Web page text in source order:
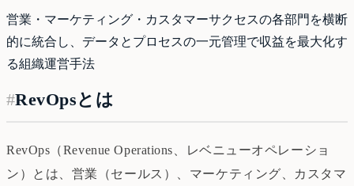
営業・マーケティング・カスタマーサクセスの各部門を横断
的に統合し、データとプロセスの一元管理で収益を最大化す
る組織運営手法
#RevOpsとは
RevOps（Revenue Operations、レベニューオペレーショ
ン）とは、営業（セールス）、マーケティング、カスタマ